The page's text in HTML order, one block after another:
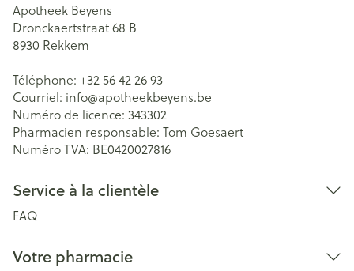
Apotheek Beyens
Dronckaertstraat 68 B
8930 Rekkem
Téléphone: +32 56 42 26 93
Courriel: info@apotheekbeyens.be
Numéro de licence: 343302
Pharmacien responsable: Tom Goesaert
Numéro TVA: BE0420027816
Service à la clientèle
FAQ
Votre pharmacie